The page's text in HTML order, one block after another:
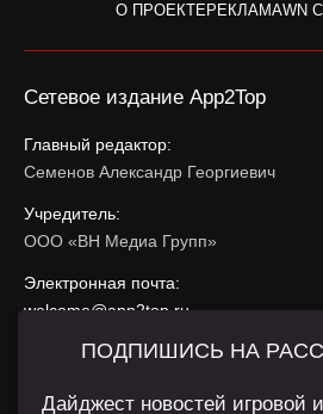
О ПРОЕКТЕРЕКЛАМАWN
Сетевое издание App2Top
Главный редактор:
Семенов Александр Георгиевич
Учредитель:
ООО «ВН Медиа Групп»
Электронная почта:
welcome@app2top.ru
При использовании материалов
ПОДПИШИСЬ НА
Дайджест новостей игровой